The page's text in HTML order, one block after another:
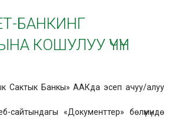
БАНКИНГ
КОШУЛУУ ҮЧҮН
Сактык Банкы» ААКда эсеп ачуу/алуу
сайтындагы «Документтер» бөлүмүндө